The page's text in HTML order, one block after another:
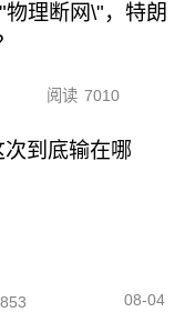
理断网\"，特朗
阅读 7010
到底输在哪
08-04